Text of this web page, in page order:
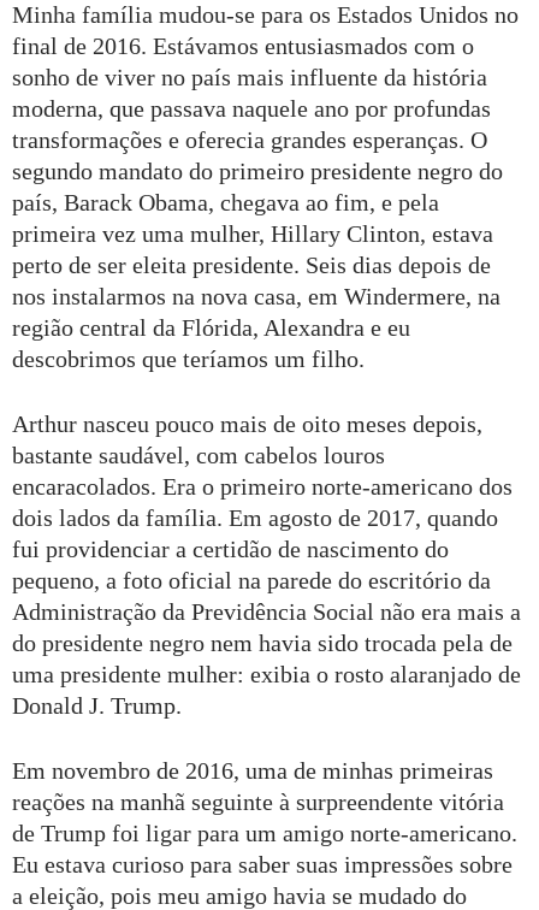
Minha família mudou-se para os Estados Unidos no
final de 2016. Estávamos entusiasmados com o
sonho de viver no país mais influente da história
moderna, que passava naquele ano por profundas
transformações e oferecia grandes esperanças. O
segundo mandato do primeiro presidente negro do
país, Barack Obama, chegava ao fim, e pela
primeira vez uma mulher, Hillary Clinton, estava
perto de ser eleita presidente. Seis dias depois de
nos instalarmos na nova casa, em Windermere, na
região central da Flórida, Alexandra e eu
descobrimos que teríamos um filho.
Arthur nasceu pouco mais de oito meses depois,
bastante saudável, com cabelos louros
encaracolados. Era o primeiro norte-americano dos
dois lados da família. Em agosto de 2017, quando
fui providenciar a certidão de nascimento do
pequeno, a foto oficial na parede do escritório da
Administração da Previdência Social não era mais a
do presidente negro nem havia sido trocada pela de
uma presidente mulher: exibia o rosto alaranjado de
Donald J. Trump.
Em novembro de 2016, uma de minhas primeiras
reações na manhã seguinte à surpreendente vitória
de Trump foi ligar para um amigo norte-americano.
Eu estava curioso para saber suas impressões sobre
a eleição, pois meu amigo havia se mudado do